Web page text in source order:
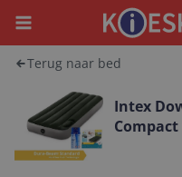
Menu
Terug naar bed
Intex
Compact